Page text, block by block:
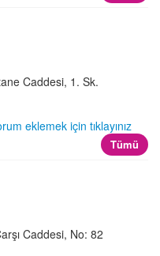
Caddesi, 1. Sk.
eklemek için tıklayınız
Tümü
Caddesi, No: 82